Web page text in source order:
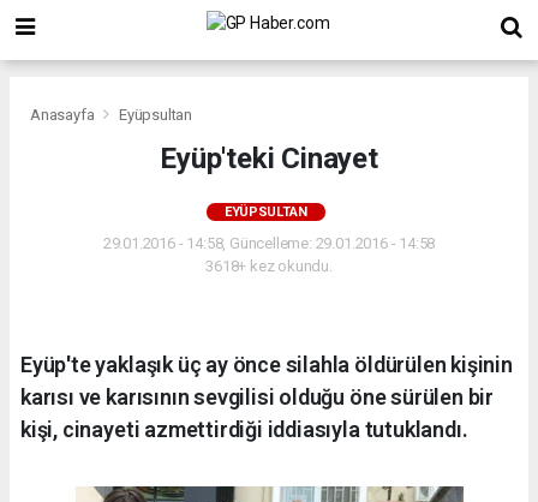
Anasayfa Eyüpsultan
Eyüp'teki Cinayet
EYÜPSULTAN
29.01.2016 - 14:58, Güncelleme: 29.01.2016 - 14:58
3618+ kez okundu.
Eyüp'te yaklaşık üç ay önce silahla öldürülen kişinin
karısı ve karısının sevgilisi olduğu öne sürülen bir
kişi, cinayeti azmettirdiği iddiasıyla tutuklandı.